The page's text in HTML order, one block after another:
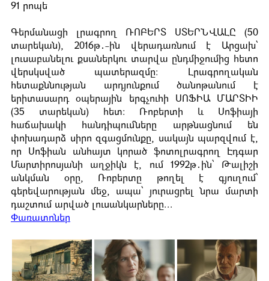
91 րոպե
Գերմանացի լրագրող ՌՈԲԵՐՏ ՍՏԵՐՆՎԱԼԸ (50
տարեկան), 2016թ․-ին վերադառնում է Արցախ՝
լուսաբանելու քսաներկու տարվա ընդմիջումից հետո
վերսկսված պատերազմը։ Լրագրողական
հետաքննության արդյունքում ծանոթանում է
երիտասարդ օպերային երգչուհի ՍՈՖԻԱ ՄԱՐՏԻԻ
(35 տարեկան) հետ։ Ռոբերտի և Սոֆիայի
հաճախակի հանդիպումները արթնացնում են
փոխադարձ սիրո զգացմունքը, սակայն պարզվում է,
որ Սոֆիան անհայտ կորած ֆոտոլրագրող Էդգար
Մարտիրոսյանի աղջիկն է, ում 1992թ․ին՝ Թալիշի
անկման օրը, Ռոբերտը թողել է գյուղում՝
գերեվարության մեջ, ապա՝ յուրացրել նրա մարտի
դաշտում արված լուսանկարները...
Փառատոներ